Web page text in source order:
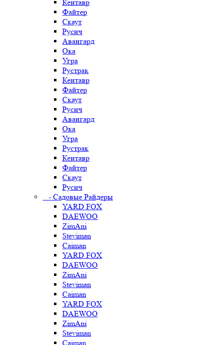
Кентавр
Файтер
Скаут
Русич
Авангард
Ока
Угра
Рустрак
Кентавр
Файтер
Скаут
Русич
Авангард
Ока
Угра
Рустрак
Кентавр
Файтер
Скаут
Русич
- Садовые Райдеры
YARD FOX
DAEWOO
ZimAni
Steviman
Caiman
YARD FOX
DAEWOO
ZimAni
Steviman
Caiman
YARD FOX
DAEWOO
ZimAni
Steviman
Caiman